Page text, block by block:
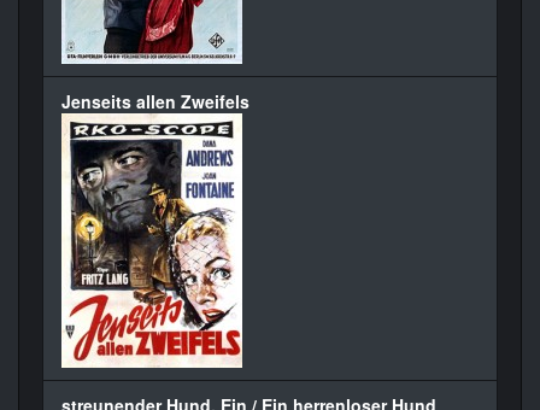
Jenseits allen Zweifels
streunender Hund, Ein / Ein herrenloser Hund